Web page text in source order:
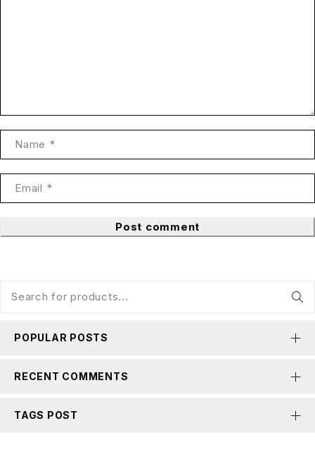
Post comment
POPULAR POSTS
RECENT COMMENTS
TAGS POST